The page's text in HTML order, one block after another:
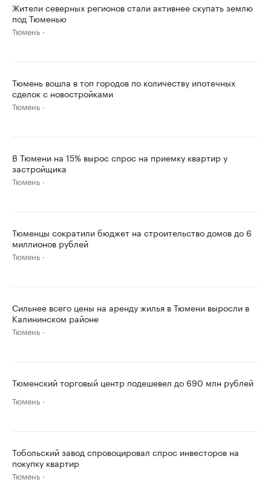
Жители северных регионов стали активнее скупать землю
под Тюменью
Тюмень
Тюмень вошла в топ городов по количеству ипотечных
сделок с новостройками
Тюмень
В Тюмени на 15% вырос спрос на приемку квартир у
застройщика
Тюмень
Тюменцы сократили бюджет на строительство домов до 6
миллионов рублей
Тюмень
Сильнее всего цены на аренду жилья в Тюмени выросли в
Калининском районе
Тюмень
Тюменский торговый центр подешевел до 690 млн рублей
Тюмень
Тобольский завод спровоцировал спрос инвесторов на
покупку квартир
Тюмень